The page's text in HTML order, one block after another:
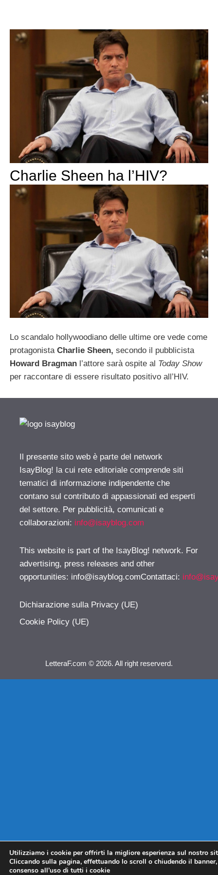
Charlie Sheen ha l’HIV?
Lo scandalo hollywoodiano delle ultime ore vede come
protagonista Charlie Sheen, secondo il pubblicista
Howard Bragman l’attore sarà ospite al Today Show
per raccontare di essere risultato positivo all’HIV.
Il presente sito web è parte del network
IsayBlog! la cui rete editoriale comprende siti
tematici di informazione indipendente che
contano sul contributo di appassionati ed esperti
del settore. Per pubblicità, comunicati e
collaborazioni: info@isayblog.com
This website is part of the IsayBlog! network. For
advertising, press releases and other
opportunities: info@isayblog.comContattaci:
Dichiarazione sulla Privacy (UE)
Cookie Policy (UE)
LetteraF.com © 2026. All right reserverd.
Utilizziamo i cookie per offrirti la migliore esperienza sul nostro
Cliccando sulla pagina, effettuando lo scroll o chiudendo il
consenso all’uso di tutti i cookie